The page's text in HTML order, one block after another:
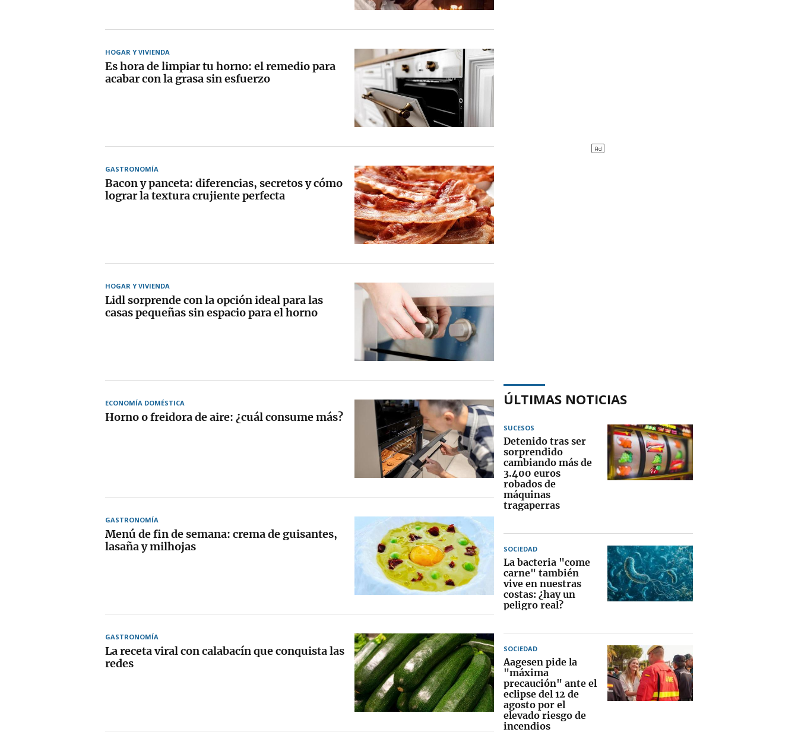
HOGAR Y VIVIENDA
Es hora de limpiar tu horno: el remedio para
acabar con la grasa sin esfuerzo
GASTRONOMÍA
Bacon y panceta: diferencias, secretos y cómo
lograr la textura crujiente perfecta
HOGAR Y VIVIENDA
Lidl sorprende con la opción ideal para las
casas pequeñas sin espacio para el horno
ECONOMÍA DOMÉSTICA
Horno o freidora de aire: ¿cuál consume más?
GASTRONOMÍA
Menú de fin de semana: crema de guisantes,
lasaña y milhojas
GASTRONOMÍA
La receta viral con calabacín que conquista las
redes
ÚLTIMAS NOTICIAS
SUCESOS
Detenido tras ser
sorprendido
cambiando más de
3.400 euros
robados de
máquinas
tragaperras
SOCIEDAD
La bacteria "come
carne" también
vive en nuestras
costas: ¿hay un
peligro real?
SOCIEDAD
Aagesen pide la
"máxima
precaución" ante el
eclipse del 12 de
agosto por el
elevado riesgo de
incendios